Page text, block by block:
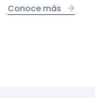
Conoce más